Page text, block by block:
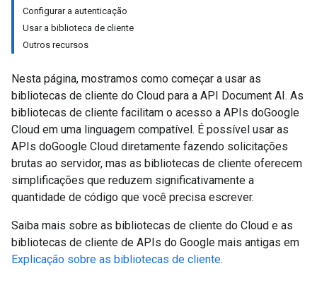
Configurar a autenticação
Usar a biblioteca de cliente
Outros recursos
Nesta página, mostramos como começar a usar as
bibliotecas de cliente do Cloud para a API Document AI. As
bibliotecas de cliente facilitam o acesso a APIs doGoogle
Cloud em uma linguagem compatível. É possível usar as
APIs doGoogle Cloud diretamente fazendo solicitações
brutas ao servidor, mas as bibliotecas de cliente oferecem
simplificações que reduzem significativamente a
quantidade de código que você precisa escrever.
Saiba mais sobre as bibliotecas de cliente do Cloud e as
bibliotecas de cliente de APIs do Google mais antigas em
Explicação sobre as bibliotecas de cliente.